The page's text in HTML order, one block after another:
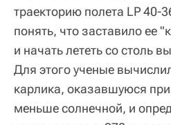
траекторию полета LP 40-
понять, что заставило ее
и начать лететь со столь
Для этого ученые
карлика, оказавшуюся
меньше солнечной, и